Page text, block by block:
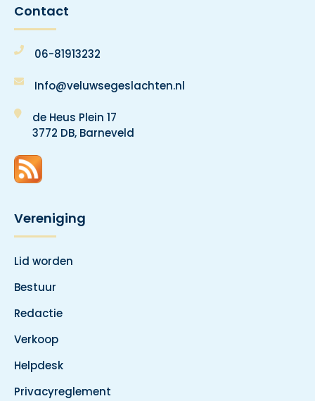
Contact
06-81913232
Info@veluwsegeslachten.nl
de Heus Plein 17
3772 DB, Barneveld
Vereniging
Lid worden
Bestuur
Redactie
Verkoop
Helpdesk
Privacyreglement